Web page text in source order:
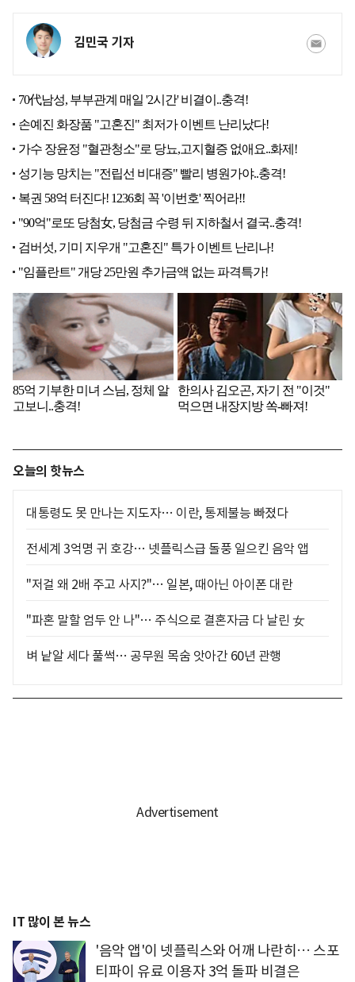
김민국 기자
오늘의 핫뉴스
대통령도 못 만나는 지도자… 이란, 통제불능 빠졌다
전세계 3억명 귀 호강… 넷플릭스급 돌풍 일으킨 음악 앱
"저걸 왜 2배 주고 사지?"… 일본, 때아닌 아이폰 대란
"파혼 말할 엄두 안 나"… 주식으로 결혼자금 다 날린 女
벼 낱알 세다 풀썩… 공무원 목숨 앗아간 60년 관행
IT 많이 본 뉴스
'음악 앱'이 넷플릭스와 어깨 나란히… 스포
티파이 유료 이용자 3억 돌파 비결은